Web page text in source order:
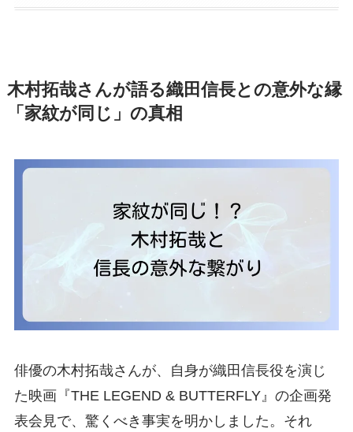
木村拓哉さんが語る織田信長との意外な縁
「家紋が同じ」の真相
俳優の木村拓哉さんが、自身が織田信長役を演じ
た映画『THE LEGEND & BUTTERFLY』の企画発
表会見で、驚くべき事実を明かしました。それ